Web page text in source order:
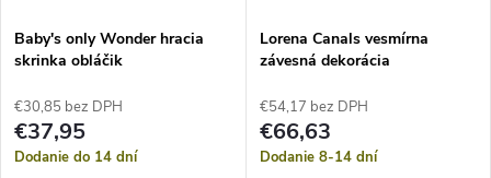
Baby's only Wonder hracia
skrinka obláčik
€30,85 bez DPH
€37,95
Dodanie do 14 dní
Lorena Canals vesmírna
závesná dekorácia
€54,17 bez DPH
€66,63
Dodanie 8-14 dní